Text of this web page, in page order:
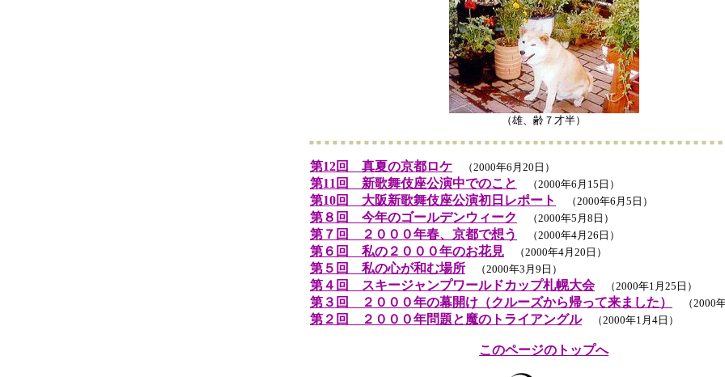
（雄、齢７才半）
第12回 真夏の京都ロケ （2000年6月20日）
第11回 新歌舞伎座公演中でのこと （2000年6月15日）
第10回 大阪新歌舞伎座公演初日レポート （2000年6月5日）
第８回 今年のゴールデンウィーク （2000年5月8日）
第７回 ２０００年春、京都で想う （2000年4月26日）
第６回 私の２０００年のお花見 （2000年4月20日）
第５回 私の心が和む場所 （2000年3月9日）
第４回 スキージャンプワールドカップ札幌大会（2000年1月25日）
第３回 ２０００年の幕開け（クルーズから帰って来ました） （2000年
第２回 ２０００年問題と魔のトライアングル（2000年1月4日）
このページのトップへ